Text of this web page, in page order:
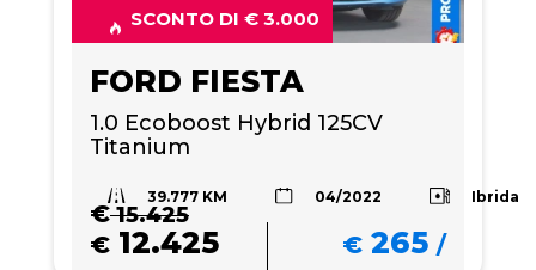
SCONTO DI € 3.000
FORD FIESTA
1.0 Ecoboost Hybrid 125CV
Titanium
39.777 KM 04/2022 Ibrida
€15.425
€ 12.425 € 265 /